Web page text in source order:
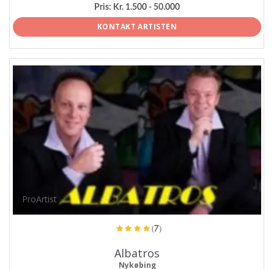
Pris: Kr. 1.500 - 50.000
KONTAKT ARTISTEN
ProArtist
(7)
Albatros
Nykøbing